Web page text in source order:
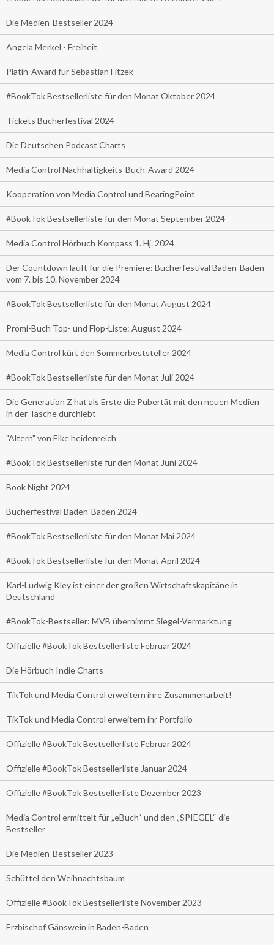
Die Medien-Bestseller 2024
Angela Merkel - Freiheit
Platin-Award für Sebastian Fitzek
#BookTok Bestsellerliste für den Monat Oktober 2024
Tickets Bücherfestival 2024
Die Deutschen Podcast Charts
Media Control Nachhaltigkeits-Buch-Award 2024
Kooperation von Media Control und BearingPoint
#BookTok Bestsellerliste für den Monat September 2024
Media Control Hörbuch Kompass 1. Hj. 2024
Der Countdown läuft für die Premiere: Bücherfestival Baden-Baden
vom 7. bis 10. November 2024
#BookTok Bestsellerliste für den Monat August 2024
Promi-Buch Top- und Flop-Liste: August 2024
Media Control kürt den Sommerbeststeller 2024
#BookTok Bestsellerliste für den Monat Juli 2024
Die Generation Z hat als Erste die Pubertät mit den neuen Medien
in der Tasche durchlebt
"Altern" von Elke heidenreich
#BookTok Bestsellerliste für den Monat Juni 2024
Book Night 2024
Bücherfestival Baden-Baden 2024
#BookTok Bestsellerliste für den Monat Mai 2024
#BookTok Bestsellerliste für den Monat April 2024
Karl-Ludwig Kley ist einer der großen Wirtschaftskapitäne in
Deutschland
#BookTok-Bestseller: MVB übernimmt Siegel-Vermarktung
Offizielle #BookTok Bestsellerliste Februar 2024
Die Hörbuch Indie Charts
TikTok und Media Control erweitern ihre Zusammenarbeit!
TikTok und Media Control erweitern ihr Portfolio
Offizielle #BookTok Bestsellerliste Februar 2024
Offizielle #BookTok Bestsellerliste Januar 2024
Offizielle #BookTok Bestsellerliste Dezember 2023
Media Control ermittelt für „eBuch“ und den „SPIEGEL“ die
Bestseller
Die Medien-Bestseller 2023
Schüttel den Weihnachtsbaum
Offizielle #BookTok Bestsellerliste November 2023
Erzbischof Gänswein in Baden-Baden